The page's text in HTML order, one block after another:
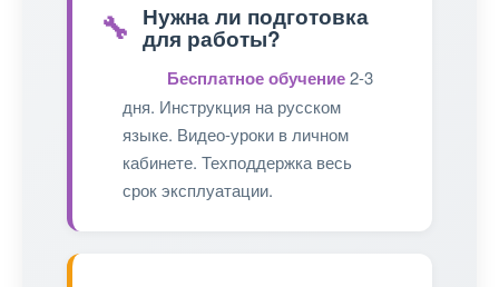
🔧 Нужна ли подготовка
для работы?
Бесплатное обучение2-3
дня. Инструкция на русском
языке. Видео-уроки в личном
кабинете. Техподдержка весь
срок эксплуатации.